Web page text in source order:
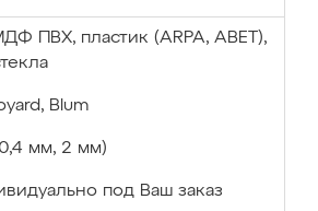
ПВХ, пластик (ARPA, ABET),
Blum
мм, 2 мм)
под Ваш заказ